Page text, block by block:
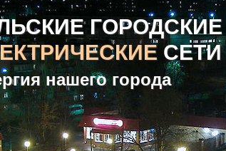
ГОРОДСКИЕ
СЕТИ
нашего города